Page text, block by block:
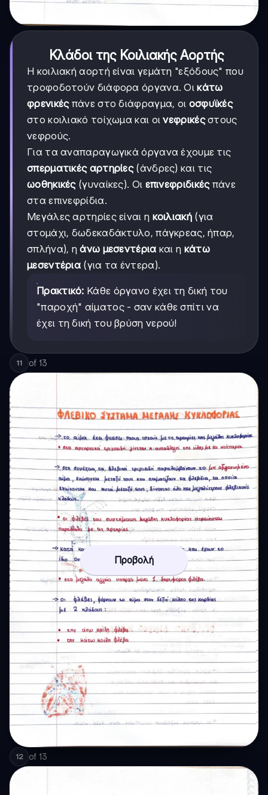
Κλάδοι της Κοιλιακής Αορτής
Η κοιλιακή αορτή είναι γεμάτη "εξόδους" που
τροφοδοτούν διάφορα όργανα. Οικάτω
φρενικέςπάνε στο διάφραγμα, οι οσφυϊκές
στο κοιλιακό τοίχωμα και οινεφρικέςστους
νεφρούς.
Για τα αναπαραγωγικά όργανα έχουμε τις
σπερματικές αρτηρίες(άνδρες) και τις
ωοθηκικές(γυναίκες). Οι επινεφριδικέςπάνε
στα επινεφρίδια.
Μεγάλες αρτηρίες είναι η κοιλιακή(για
στομάχι, δωδεκαδάκτυλο, πάγκρεας, ήπαρ,
σπλήνα), ηάνω μεσεντέρια και η κάτω
μεσεντέρια (για τα έντερα).
Πρακτικό: Κάθε όργανο έχει τη δική του
"παροχή" αίματος - σαν κάθε σπίτι να
έχει τη δική του βρύση νερού!
11 of 13
Προβολή
12 of 13